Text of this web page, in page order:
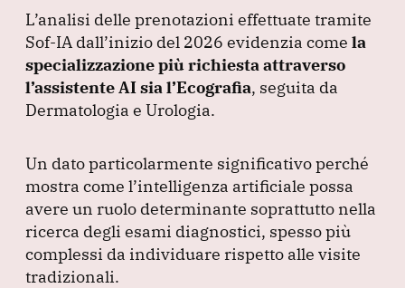
L’analisi delle prenotazioni effettuate tramite
Sof-IA dall’inizio del 2026 evidenzia come la
specializzazione più richiesta attraverso
l’assistente AI sia l’Ecografia, seguita da
Dermatologia e Urologia.
Un dato particolarmente significativo perché
mostra come l’intelligenza artificiale possa
avere un ruolo determinante soprattutto nella
ricerca degli esami diagnostici, spesso più
complessi da individuare rispetto alle visite
tradizionali.